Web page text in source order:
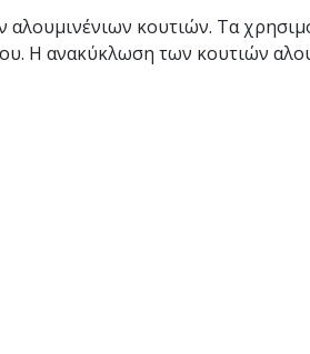
κουτιών. Τα
Η ανακύκλωση των κουτιών